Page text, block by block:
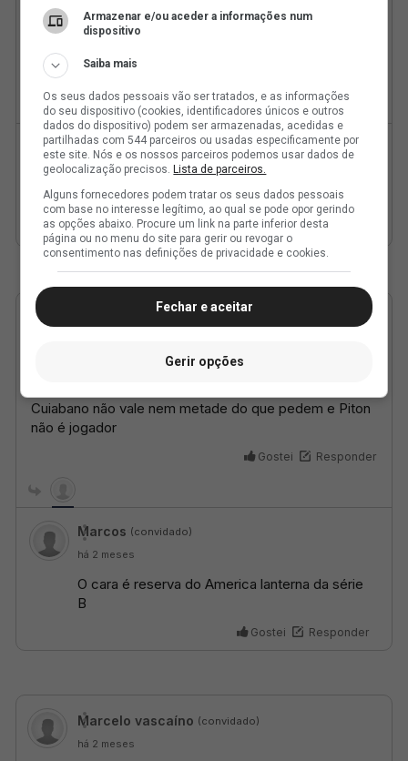
Armazenar e/ou aceder a informações num
dispositivo
Saiba mais
Os seus dados pessoais vão ser tratados, e as informações
do seu dispositivo (cookies, identificadores únicos e outros
dados do dispositivo) podem ser armazenadas, acedidas e
partilhadas com 544 parceiros ou usadas especificamente por
este site. Nós e os nossos parceiros podemos usar dados de
geolocalização precisos.Lista de parceiros.
Alguns fornecedores podem tratar os seus dados pessoais
com base no interesse legítimo, ao qual se pode opor gerindo
as opções abaixo. Procure um link na parte inferior desta
página ou no menu do site para gerir ou revogar o
consentimento nas definições de privacidade e cookies.
Fechar e aceitar
Gerir opções